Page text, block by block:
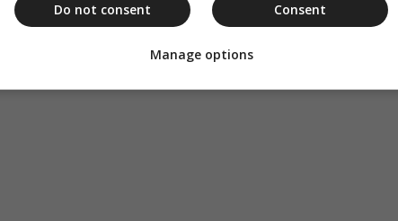
Consent
Do not consent
Manage options